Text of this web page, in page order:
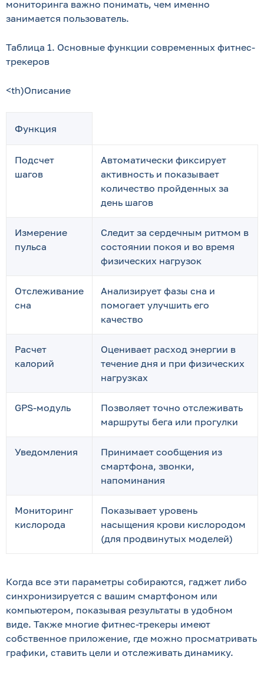
мониторинга важно понимать, чем именно
занимается пользователь.
Таблица 1. Основные функции современных фитнес-
трекеров
<th)Описание
Функция
Подсчет
шагов
Автоматически фиксирует
активность и показывает
количество пройденных за
день шагов
Измерение
пульса
Следит за сердечным ритмом в
состоянии покоя и во время
физических нагрузок
Отслеживание
сна
Анализирует фазы сна и
помогает улучшить его
качество
Расчет
калорий
Оценивает расход энергии в
течение дня и при физических
нагрузках
GPS-модуль
Позволяет точно отслеживать
маршруты бега или прогулки
Уведомления
Принимает сообщения из
смартфона, звонки,
напоминания
Мониторинг
кислорода
Показывает уровень
насыщения крови кислородом
(для продвинутых моделей)
Когда все эти параметры собираются, гаджет либо
синхронизируется с вашим смартфоном или
компьютером, показывая результаты в удобном
виде. Также многие фитнес-трекеры имеют
собственное приложение, где можно просматривать
графики, ставить цели и отслеживать динамику.